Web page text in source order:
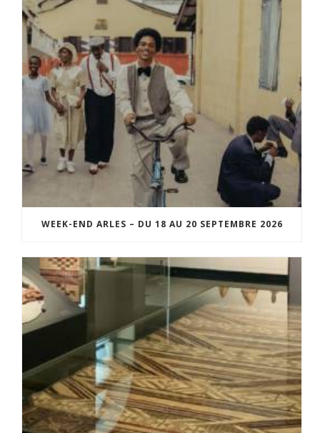
WEEK-END ARLES – DU 18 AU 20 SEPTEMBRE 2026